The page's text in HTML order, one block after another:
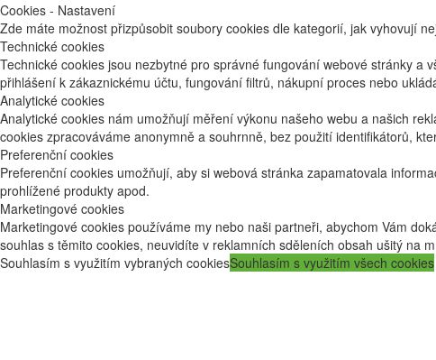
Cookies - Nastavení
Zde máte možnost přizpůsobit soubory cookies dle kategorií, jak vyhovují
Technické cookies
Technické cookies jsou nezbytné pro správné fungování webové stránky
přihlášení k zákaznickému účtu, fungování filtrů, nákupní proces nebo
Analytické cookies
Analytické cookies nám umožňují měření výkonu našeho webu a našich
cookies zpracováváme anonymně a souhrnně, bez použití identifikátorů,
Preferenční cookies
Preferenční cookies umožňují, aby si webová stránka zapamatovala
prohlížené produkty apod.
Marketingové cookies
Marketingové cookies používáme my nebo naši partneři, abychom Vám
souhlas s těmito cookies, neuvidíte v reklamních sděleních obsah ušitý na
Souhlasím s využitím vybraných cookiesSouhlasím s využitím všech cookies